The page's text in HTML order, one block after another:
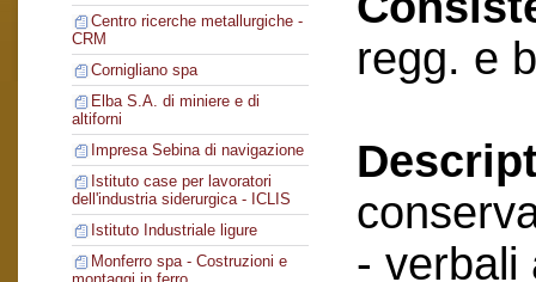
Centro ricerche metallurgiche -
CRM
Cornigliano spa
Elba S.A. di miniere e di
altiforni
Impresa Sebina di navigazione
Istituto case per lavoratori
dell'industria siderurgica - ICLIS
Istituto Industriale ligure
Monferro spa - Costruzioni e
regg. e
- verbali